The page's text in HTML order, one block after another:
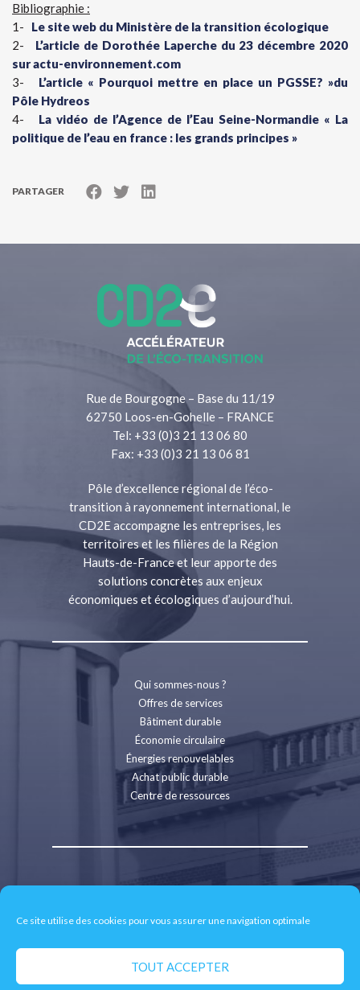
Ce site utilise des cookies pour vous assurer une navigation optimale
TOUT ACCEPTER
Bibliographie :
1- Le site web du Ministère de la transition écologique
2- L’article de Dorothée Laperche du 23 décembre 2020
sur actu-environnement.com
3- L’article « Pourquoi mettre en place un PGSSE? »du
Pôle Hydreos
4- La vidéo de l’Agence de l’Eau Seine-Normandie « La
politique de l’eau en france : les grands principes »
PARTAGER
Rue de Bourgogne – Base du 11/19
62750 Loos-en-Gohelle – FRANCE
Tel: +33 (0)3 21 13 06 80
Fax: +33 (0)3 21 13 06 81
Pôle d’excellence régional de l’éco-
transition à rayonnement international, le
CD2E accompagne les entreprises, les
territoires et les filières de la Région
Hauts-de-France et leur apporte des
solutions concrètes aux enjeux
économiques et écologiques d’aujourd’hui.
Qui sommes-nous ?
Offres de services
Bâtiment durable
Économie circulaire
Énergies renouvelables
Achat public durable
Centre de ressources
Contact
Espace presse
Politique de confidentialité
Retrait des données personnelles